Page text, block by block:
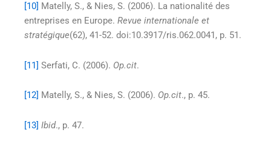
[10] Matelly, S., & Nies, S. (2006). La nationalité des
entreprises en Europe. Revue internationale et
stratégique(62), 41-52. doi:10.3917/ris.062.0041, p. 51.
[11] Serfati, C. (2006). Op.cit.
[12] Matelly, S., & Nies, S. (2006). Op.cit., p. 45.
[13] Ibid., p. 47.